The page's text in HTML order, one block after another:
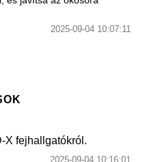
2025-09-04 10:07:11
X fejhallgatókról.
2025-09-04 10:16:01